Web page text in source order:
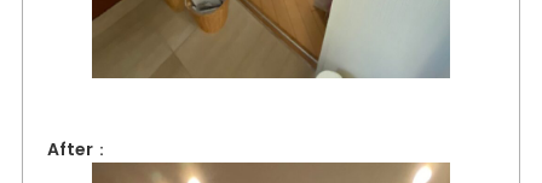
After：